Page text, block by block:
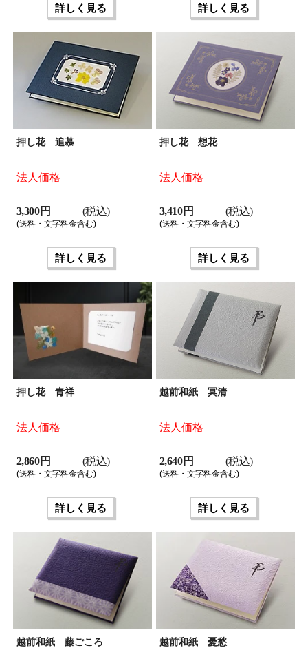
詳しく見る 詳しく見る
押し花 追慕
法人価格
3,300 円 (税込)
(送料・文字料金含む)
詳しく見る
押し花 想花
法人価格
3,410 円 (税込)
(送料・文字料金含む)
詳しく見る
押し花 青祥
法人価格
2,860 円 (税込)
(送料・文字料金含む)
詳しく見る
越前和紙 冥清
法人価格
2,640 円 (税込)
(送料・文字料金含む)
詳しく見る
越前和紙 藤ごころ 越前和紙 憂愁